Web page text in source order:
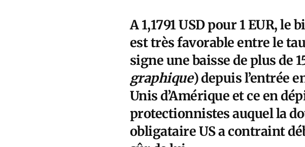
A 1,1791 USD pour 1 EUR,
est très favorable entre le
signeune baisse de plus de
graphique) depuis l’entrée
Unis d’Amérique et ce en
protectionnistes auquel la
obligataire US a contraint